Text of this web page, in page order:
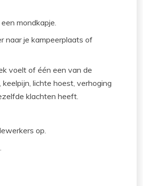
mondkapje.
naar je kampeerplaats of
voelt of één een van de
lichte hoest, verhoging
klachten heeft.
op.